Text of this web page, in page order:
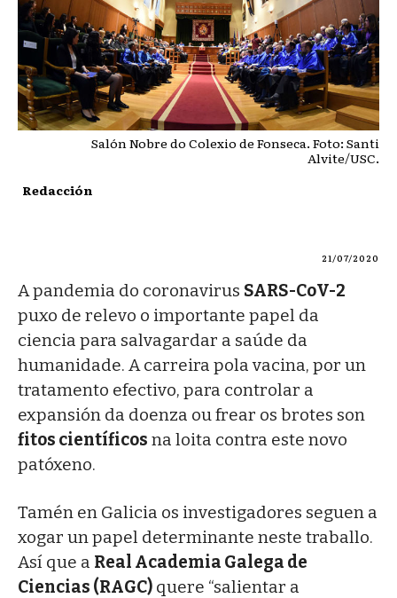
Salón Nobre do Colexio de Fonseca. Foto: Santi
Alvite/USC.
Redacción
21/07/2020
A pandemia do coronavirus SARS-CoV-2
puxo de relevo o importante papel da
ciencia para salvagardar a saúde da
humanidade. A carreira pola vacina, por un
tratamento efectivo, para controlar a
expansión da doenza ou frear os brotes son
fitos científicos na loita contra este novo
patóxeno.
Tamén en Galicia os investigadores seguen a
xogar un papel determinante neste traballo.
Así que a Real Academia Galega de
Ciencias (RAGC) quere “salientar a